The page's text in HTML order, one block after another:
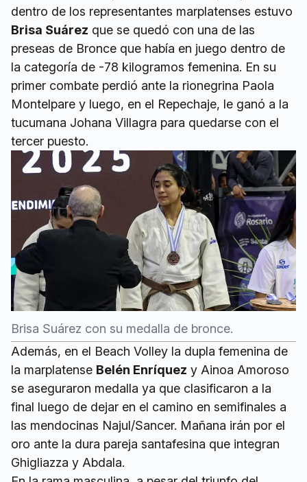
dentro de los representantes marplatenses estuvo
Brisa Suárez que se quedó con una de las
preseas de Bronce que había en juego dentro de
la categoría de -78 kilogramos femenina. En su
primer combate perdió ante la rionegrina Paola
Montelpare y luego, en el Repechaje, le ganó a la
tucumana Johana Villagra para quedarse con el
tercer puesto.
Brisa Suárez con su medalla de bronce.
Además, en el Beach Volley la dupla femenina de
la marplatense Belén Enríquez y Ainoa Amoroso
se aseguraron medalla ya que clasificaron a la
final luego de dejar en el camino en semifinales a
las mendocinas Najul/Sancer. Mañana irán por el
oro ante la dura pareja santafesina que integran
Ghigliazza y Abdala.